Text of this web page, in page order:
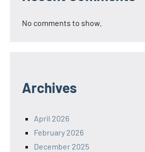
No comments to show.
Archives
April 2026
February 2026
December 2025